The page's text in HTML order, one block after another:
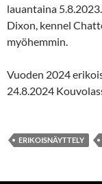
lauantaina
Dixon, kennel
myöhemmin.
Vuoden 2024
24.8.2024
ERIKOISNÄYTTELY